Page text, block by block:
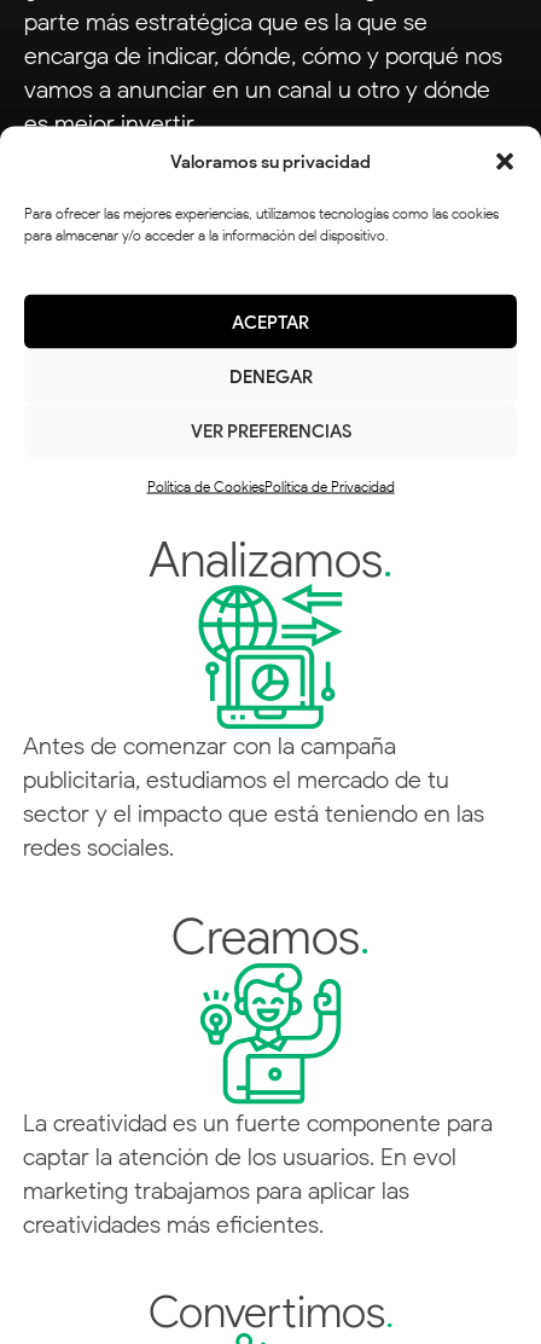
Valoramos su privacidad
Para ofrecer las mejores experiencias, utilizamos tecnologías como las cookies
para almacenar y/o acceder a la información del dispositivo.
ACEPTAR
DENEGAR
VER PREFERENCIAS
Política de CookiesPolítica de Privacidad
parte más estratégica que es la que se
encarga de indicar, dónde, cómo y porqué nos
vamos a anunciar en un canal u otro y dónde
es mejor invertir.
Una vez lanzamos nuestro plan de publicidad
en redes sociales y nos hemos puesto en
marcha, entra en juego la parte más analítica,
día la evolución de los anuncios y gestionar la
inversión para optimizar nuestros resultados.
Analizamos.
Antes de comenzar con la campaña
publicitaria, estudiamos el mercado de tu
sector y el impacto que está teniendo en las
redes sociales.
Creamos.
La creatividad es un fuerte componente para
captar la atención de los usuarios. En evol
marketing trabajamos para aplicar las
creatividades más eficientes.
Convertimos.